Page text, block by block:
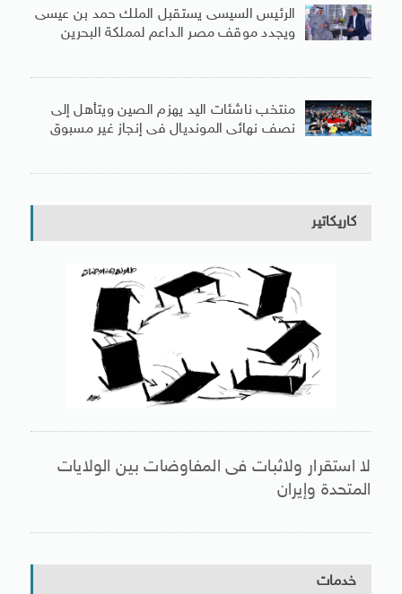
الرئيس السيسى يستقبل الملك حمد بن عيسى
ويجدد موقف مصر الداعم لمملكة البحرين
منتخب ناشئات اليد يهزم الصين ويتأهل إلى
نصف نهائى المونديال فى إنجاز غير مسبوق
كاريكاتير
لا استقرار ولاثبات فى المفاوضات بين الولايات
المتحدة وإيران
خدمات